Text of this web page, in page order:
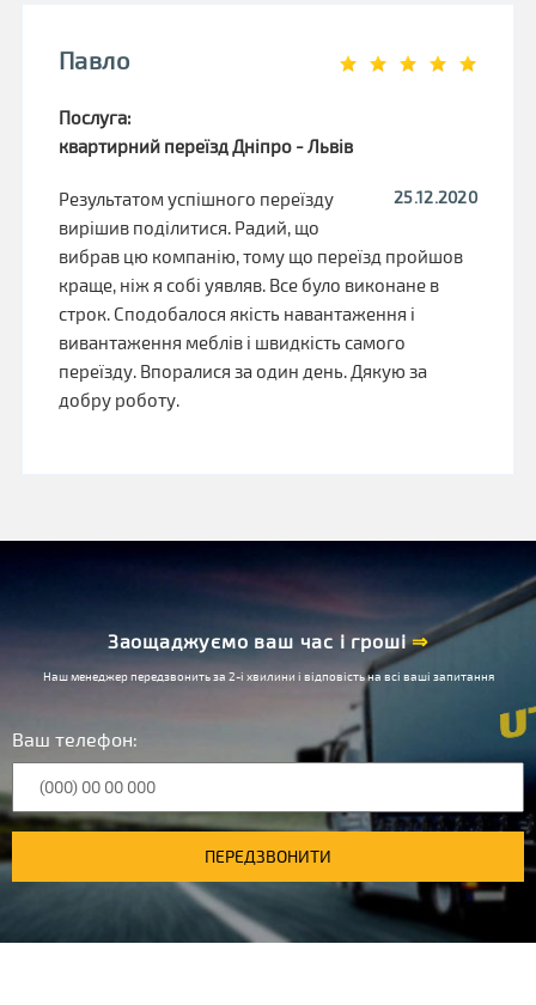
Павло
Послуга:
квартирний переїзд Дніпро - Львів
25.12.2020
Результатом успішного переїзду
вирішив поділитися. Радий, що
вибрав цю компанію, тому що переїзд пройшов
краще, ніж я собі уявляв. Все було виконане в
строк. Сподобалося якість навантаження і
вивантаження меблів і швидкість самого
переїзду. Впоралися за один день. Дякую за
добру роботу.
Заощаджуємо ваш час і гроші⇒
Наш менеджер передзвонить за 2-і хвилини і відповість на всі ваші запитання
Ваш телефон:
ПЕРЕДЗВОНИТИ